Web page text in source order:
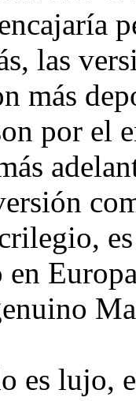
las
más
por el
es lujo,